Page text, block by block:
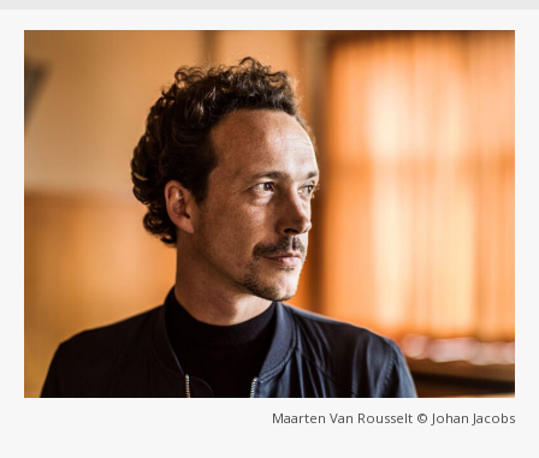
Maarten Van Rousselt © Johan Jacobs